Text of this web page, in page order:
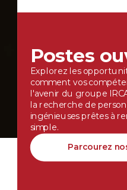
Postes
Explorez les
comment vos
l'avenir du groupe
la recherche de
ingénieuses prêtes à
simple.
Parcourez